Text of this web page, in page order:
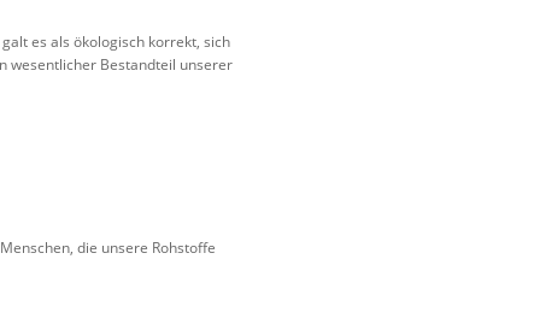
es als ökologisch korrekt, sich
wesentlicher Bestandteil unserer
die unsere Rohstoffe